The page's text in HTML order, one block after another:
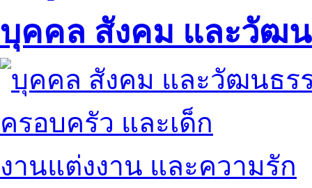
บุคคล สังคม และวัฒ
ครอบครัว และเด็ก
งานแต่งงาน และความรัก